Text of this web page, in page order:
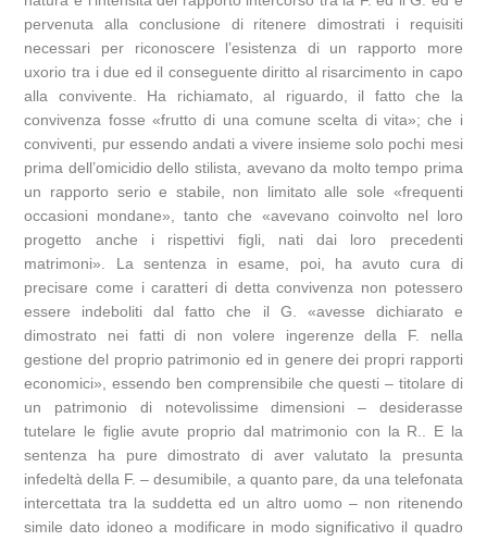
pervenuta alla conclusione di ritenere dimostrati i requisiti
necessari per riconoscere l’esistenza di un rapporto more
uxorio tra i due ed il conseguente diritto al risarcimento in capo
alla convivente. Ha richiamato, al riguardo, il fatto che la
convivenza fosse «frutto di una comune scelta di vita»; che i
conviventi, pur essendo andati a vivere insieme solo pochi mesi
prima dell’omicidio dello stilista, avevano da molto tempo prima
un rapporto serio e stabile, non limitato alle sole «frequenti
occasioni mondane», tanto che «avevano coinvolto nel loro
progetto anche i rispettivi figli, nati dai loro precedenti
matrimoni». La sentenza in esame, poi, ha avuto cura di
precisare come i caratteri di detta convivenza non potessero
essere indeboliti dal fatto che il G. «avesse dichiarato e
dimostrato nei fatti di non volere ingerenze della F. nella
gestione del proprio patrimonio ed in genere dei propri rapporti
economici», essendo ben comprensibile che questi – titolare di
un patrimonio di notevolissime dimensioni – desiderasse
tutelare le figlie avute proprio dal matrimonio con la R.. E la
sentenza ha pure dimostrato di aver valutato la presunta
infedeltà della F. – desumibile, a quanto pare, da una telefonata
intercettata tra la suddetta ed un altro uomo – non ritenendo
simile dato idoneo a modificare in modo significativo il quadro